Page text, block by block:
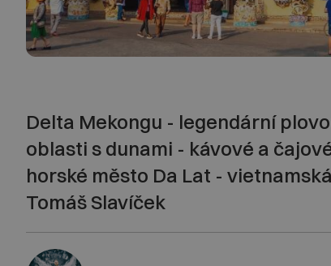
Delta Mekongu - legendární
oblasti s dunami - kávové a
horské město Da Lat -
Tomáš Slavíček